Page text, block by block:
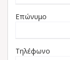
Επώνυμο
Τηλέφωνο